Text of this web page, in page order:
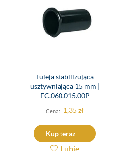
Tuleja stabilizująca
usztywniająca 15 mm |
FC.060.015.00P
1,35zł
Kup teraz
Lubię